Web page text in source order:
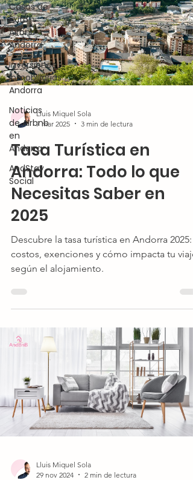
Casos de
Éxito
Airbnb
Andorra
Inversiones
Inmobiliarias
Andorra
Noticias
de Airbnb
en
Andorra
AndStay
Social
Lluis Miquel Sola
7 mar 2025
3 min de lectura
Tasa Turística en
Andorra: Todo lo que
Necesitas Saber en
2025
Descubre la tasa turística en Andorra 2025:
costos, exenciones y cómo impacta tu viaje
según el alojamiento.
Lluis Miquel Sola
29 nov 2024
2 min de lectura